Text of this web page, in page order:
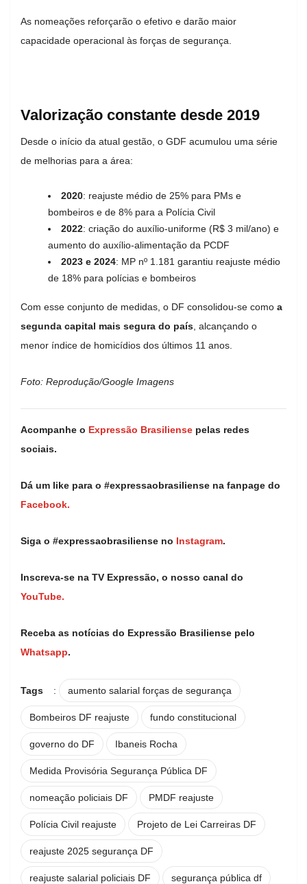
As nomeações reforçarão o efetivo e darão maior
capacidade operacional às forças de segurança.
Valorização constante desde 2019
Desde o início da atual gestão, o GDF acumulou uma série
de melhorias para a área:
2020: reajuste médio de 25% para PMs e
bombeiros e de 8% para a Polícia Civil
2022: criação do auxílio-uniforme (R$ 3 mil/ano) e
aumento do auxílio-alimentação da PCDF
2023 e 2024: MP nº 1.181 garantiu reajuste médio
de 18% para polícias e bombeiros
Com esse conjunto de medidas, o DF consolidou-se como a
segunda capital mais segura do país , alcançando o
menor índice de homicídios dos últimos 11 anos.
Foto: Reprodução/Google Imagens
Acompanhe o Expressão Brasiliense pelas redes
sociais.
Dá um like para o #expressaobrasiliense na fanpage do
Facebook.
Siga o #expressaobrasiliense no Instagram.
Inscreva-se na TV Expressão, o nosso canal do
YouTube.
Receba as notícias do Expressão Brasiliense pelo
Whatsapp.
Tags : aumento salarial forças de segurança
Bombeiros DF reajuste fundo constitucional
governo do DF Ibaneis Rocha
Medida Provisória Segurança Pública DF
nomeação policiais DF PMDF reajuste
Polícia Civil reajuste Projeto de Lei Carreiras DF
reajuste 2025 segurança DF
reajuste salarial policiais DF segurança pública df